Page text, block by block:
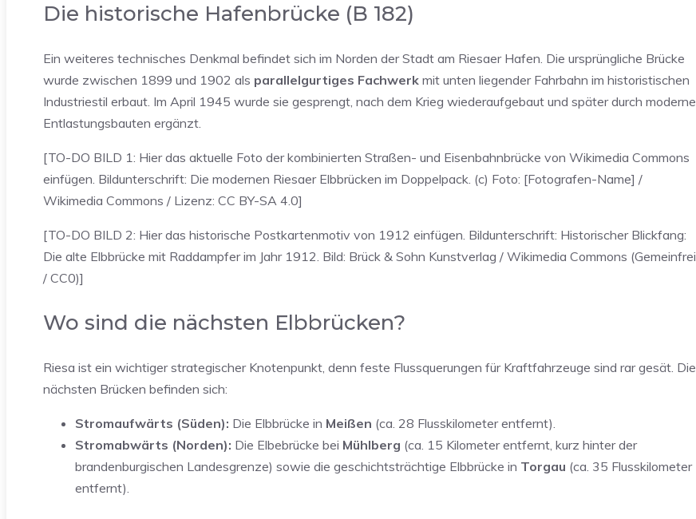
Die historische Hafenbrücke (B 182)
Ein weiteres technisches Denkmal befindet sich im Norden der Stadt am Riesaer Hafen. Die ursprüngliche Brücke
wurde zwischen 1899 und 1902 als parallelgurtiges Fachwerk mit unten liegender Fahrbahn im historistischen
Industriestil erbaut. Im April 1945 wurde sie gesprengt, nach dem Krieg wiederaufgebaut und später durch moderne
Entlastungsbauten ergänzt.
[TO-DO BILD 1: Hier das aktuelle Foto der kombinierten Straßen- und Eisenbahnbrücke von Wikimedia Commons
einfügen. Bildunterschrift: Die modernen Riesaer Elbbrücken im Doppelpack. (c) Foto: [Fotografen-Name] /
Wikimedia Commons / Lizenz: CC BY-SA 4.0]
[TO-DO BILD 2: Hier das historische Postkartenmotiv von 1912 einfügen. Bildunterschrift: Historischer Blickfang:
Die alte Elbbrücke mit Raddampfer im Jahr 1912. Bild: Brück & Sohn Kunstverlag / Wikimedia Commons (Gemeinfrei
/ CC0)]
Wo sind die nächsten Elbbrücken?
Riesa ist ein wichtiger strategischer Knotenpunkt, denn feste Flussquerungen für Kraftfahrzeuge sind rar gesät. Die
nächsten Brücken befinden sich:
Stromaufwärts (Süden): Die Elbbrücke in Meißen (ca. 28 Flusskilometer entfernt).
Stromabwärts (Norden): Die Elbebrücke bei Mühlberg (ca. 15 Kilometer entfernt, kurz hinter der
brandenburgischen Landesgrenze) sowie die geschichtsträchtige Elbbrücke in Torgau (ca. 35 Flusskilometer
entfernt).